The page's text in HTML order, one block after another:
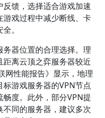
馈，选择适合游戏加速
游戏过程中减少断线、卡
。
器位置的合理选择。理
离云顶之弈服务器较近
网性能报告》显示，地理
游戏服务器的VPN节点
度。此外，部分VPN提
同的服务器，建议多次